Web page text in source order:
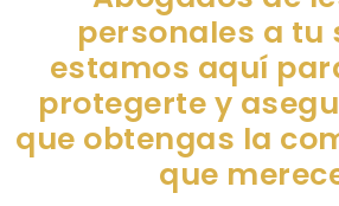
personales a tu
estamos aquí
protegerte y
que obtengas la
que